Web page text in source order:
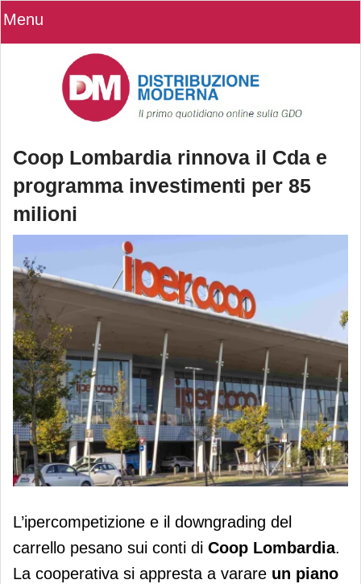
Menu
Coop Lombardia rinnova il Cda e
programma investimenti per 85
milioni
Coop Lombardia rinnova il Cda e
programma investimenti per 85
milioni
L’ipercompetizione e il downgrading del
carrello pesano sui conti di Coop Lombardia.
La cooperativa si appresta a varare un piano